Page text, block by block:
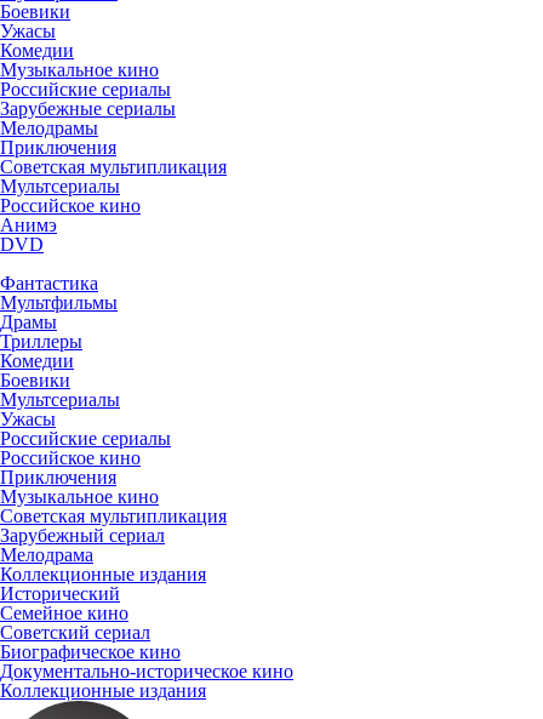
Боевики
Ужасы
Комедии
Музыкальное кино
Российские сериалы
Зарубежные сериалы
Мелодрамы
Приключения
Советская мультипликация
Мультсериалы
Российское кино
Анимэ
DVD
Фантастика
Мультфильмы
Драмы
Триллеры
Комедии
Боевики
Мультсериалы
Ужасы
Российские сериалы
Российское кино
Приключения
Музыкальное кино
Советская мультипликация
Зарубежный сериал
Мелодрама
Коллекционные издания
Исторический
Семейное кино
Советский сериал
Биографическое кино
Документально-историческое кино
Коллекционные издания